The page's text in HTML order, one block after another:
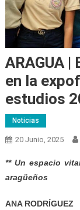
ARAGUA
en la
estudios
Noticias
20 Junio, 2025
** Un espacio
aragüeños
ANA RODRÍGUEZ